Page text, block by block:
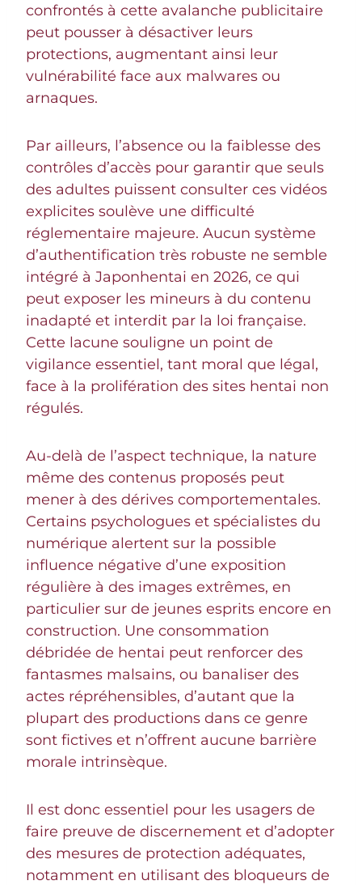
confrontés à cette avalanche publicitaire
peut pousser à désactiver leurs
protections, augmentant ainsi leur
vulnérabilité face aux malwares ou
arnaques.
Par ailleurs, l’absence ou la faiblesse des
contrôles d’accès pour garantir que seuls
des adultes puissent consulter ces vidéos
explicites soulève une difficulté
réglementaire majeure. Aucun système
d’authentification très robuste ne semble
intégré à Japonhentai en 2026, ce qui
peut exposer les mineurs à du contenu
inadapté et interdit par la loi française.
Cette lacune souligne un point de
vigilance essentiel, tant moral que légal,
face à la prolifération des sites hentai non
régulés.
Au-delà de l’aspect technique, la nature
même des contenus proposés peut
mener à des dérives comportementales.
Certains psychologues et spécialistes du
numérique alertent sur la possible
influence négative d’une exposition
régulière à des images extrêmes, en
particulier sur de jeunes esprits encore en
construction. Une consommation
débridée de hentai peut renforcer des
fantasmes malsains, ou banaliser des
actes répréhensibles, d’autant que la
plupart des productions dans ce genre
sont fictives et n’offrent aucune barrière
morale intrinsèque.
Il est donc essentiel pour les usagers de
faire preuve de discernement et d’adopter
des mesures de protection adéquates,
notamment en utilisant des bloqueurs de